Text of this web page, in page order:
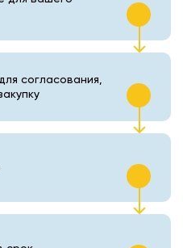
согласования,